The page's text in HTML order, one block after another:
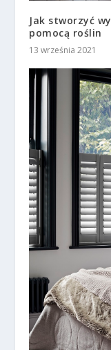
Jak stworzyć
pomocą roślin
13 września 2021